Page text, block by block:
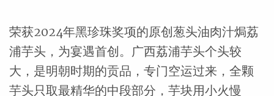
荣获2024年黑珍珠奖项的原创葱头油肉汁焗荔
浦芋头，为宴遇首创。广西荔浦芋头个头较
大，是明朝时期的贡品，专门空运过来，全颗
芋头只取最精华的中段部分，芋块用小火慢